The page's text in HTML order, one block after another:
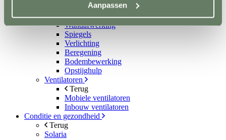
Aanpassen
Terug
Bodem
Wandafwerking
Spiegels
Verlichting
Beregening
Bodembewerking
Opstijghulp
Ventilatoren
Terug
Mobiele ventilatoren
Inbouw ventilatoren
Conditie en gezondheid
Terug
Solaria